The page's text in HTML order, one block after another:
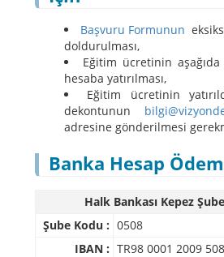
Başvuru Formunun
doldurulması,
Eğitim ücretinin
hesaba yatırılması,
Eğitim ücretinin
dekontunun
adresine gönderilmesi
Banka Hesap
Halk Bankası Kepez
Şube Kodu : 0508
IBAN : TR98 0001 2009